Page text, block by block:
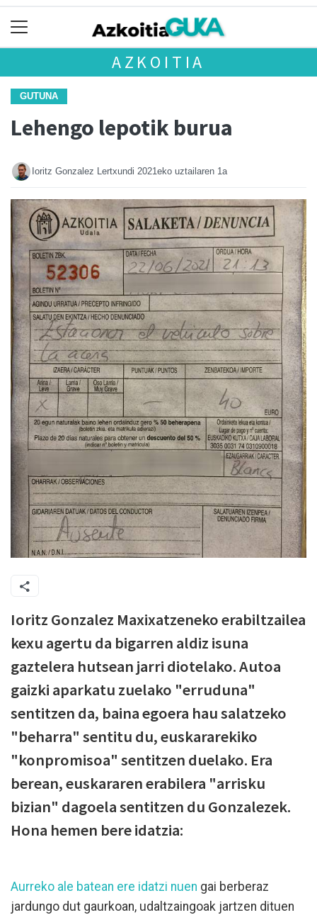
AZKOITIA
GUTUNA
Lehengo lepotik burua
Ioritz Gonzalez Lertxundi 2021eko uztailaren 1a
Ioritz Gonzalez Maxixatzeneko erabiltzailea
kexu agertu da bigarren aldiz isuna
gaztelera hutsean jarri diotelako. Autoa
gaizki aparkatu zuelako "erruduna"
sentitzen da, baina egoera hau salatzeko
"beharra" sentitu du, euskararekiko
"konpromisoa" sentitzen duelako. Era
berean, euskararen erabilera "arrisku
bizian" dagoela sentitzen du Gonzalezek.
Hona hemen bere idatzia:
Aurreko ale batean ere idatzi nuen gai berberaz
jardungo dut gaurkoan, udaltzaingoak jartzen dituen